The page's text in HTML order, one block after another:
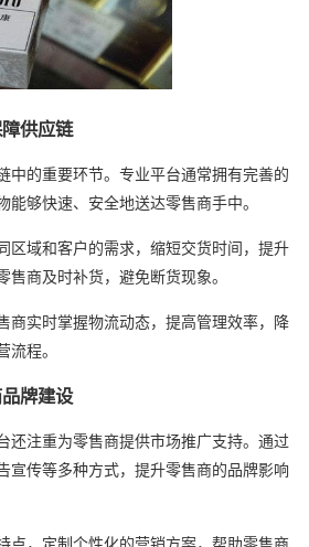
供应链
中的重要环节。专业平台通常拥有完善的
能够快速、安全地送达零售商手中。
区域和客户的需求，缩短交货时间，提升
售商及时补货，避免断货现象。
商实时掌握物流动态，提高管理效率，降
流程。
牌建设
还注重为零售商提供市场推广支持。通过
宣传等多种方式，提升零售商的品牌影响